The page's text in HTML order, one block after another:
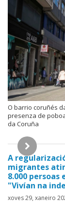
O barrio coruñés
presenza de
da Coruña
A
migrantes
8.000 persoas
"Vivían na
xoves 29, xaneiro